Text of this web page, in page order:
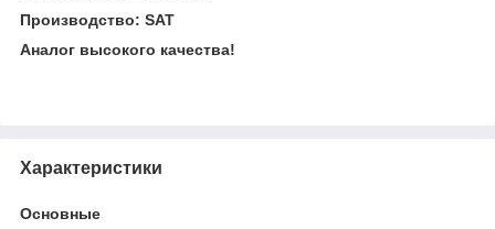
Производство: SAT
Аналог высокого качества!
Характеристики
Основные